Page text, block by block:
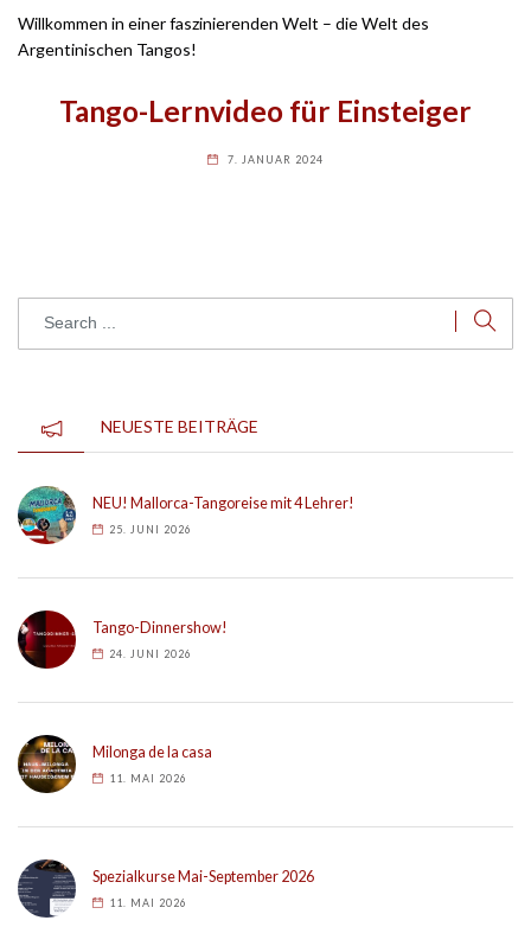
Willkommen in einer faszinierenden Welt – die Welt des
Argentinischen Tangos!
Tango-Lernvideo für Einsteiger
7. JANUAR 2024
NEUESTE BEITRÄGE
NEU! Mallorca-Tangoreise mit 4 Lehrer!
25. JUNI 2026
Tango-Dinnershow!
24. JUNI 2026
Milonga de la casa
11. MAI 2026
Spezialkurse Mai-September 2026
11. MAI 2026